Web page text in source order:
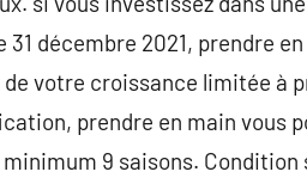
31 décembre 2021, prendre
de votre croissance limitée à
prendre en main vous
9 saisons.